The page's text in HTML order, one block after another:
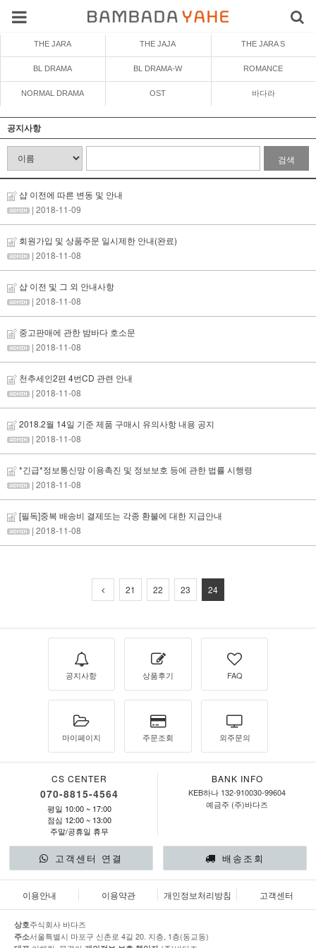
THE JARA THE JAJA THE JARA S
BL DRAMA BL DRAMA-W ROMANCE
NORMAL DRAMA OST 바다라
공지사항
검색
샵 이전에 따른 변동 및 안내
| 2018-11-09
회원가입 및 상품주문 일시제한 안내(완료)
| 2018-11-08
샵 이전 및 그 외 안내사항
| 2018-11-08
중고판매에 관한 밤바다 호소문
| 2018-11-08
천추세인2편 4번CD 관련 안내
| 2018-11-08
2018.2월 14일 기준 제품 구매시 유의사항 내용 공지
| 2018-11-08
*긴급*정보통신망 이용촉진 및 정보보호 등에 관한 법률 시행령
| 2018-11-08
[필독]중복 배송비 결제또는 각종 환불에 대한 지급안내
| 2018-11-08
21 22 23 24
공지사항 상품후기 FAQ
마이페이지 주문조회 외주문의
CS CENTER
070-8815-4564
평일 10:00 ~ 17:00
점심 12:00 ~ 13:00
주말/공휴일 휴무
BANK INFO
KEB하나 132-910030-99604
예금주 (주)바다즈
고객센터 연결 배송조회
이용안내 이용약관 개인정보처리방침 고객센터
상호주식회사 바다즈
주소서울특별시 마포구 신촌로 4길 20. 지층, 1층(동교동)